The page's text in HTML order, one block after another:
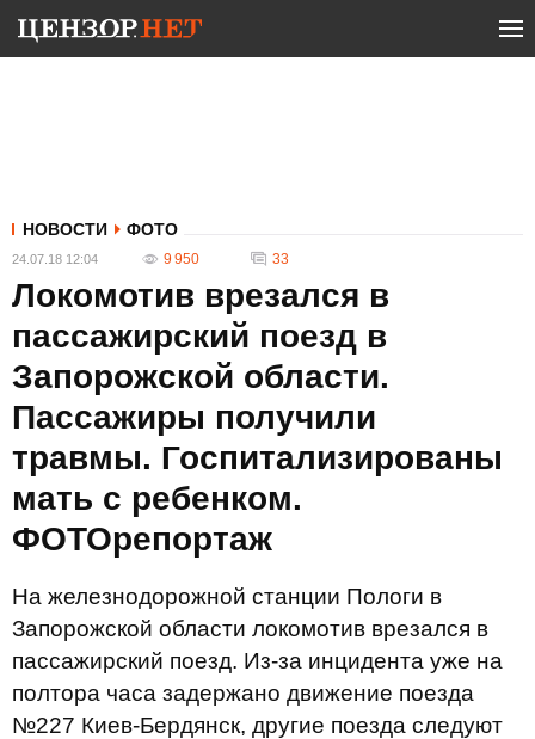
НОВОСТИ ФОТО
24.07.18 12:04 9 950 33
Локомотив врезался в
пассажирский поезд в
Запорожской области.
Пассажиры получили
травмы. Госпитализированы
мать с ребенком.
ФОТОрепортаж
На железнодорожной станции Пологи в
Запорожской области локомотив врезался в
пассажирский поезд. Из-за инцидента уже на
полтора часа задержано движение поезда
№227 Киев-Бердянск, другие поезда следуют